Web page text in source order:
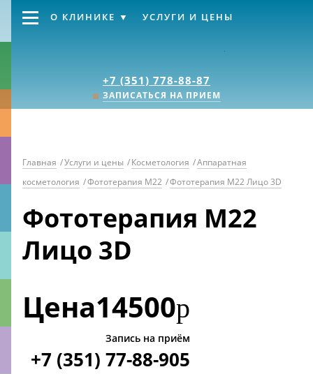
+7 (351) 778-88-87
ЗАПИСАТЬСЯ НА ПРИЕМ
О КЛИНИКЕ УСЛУГИ И ЦЕНЫ
Главная /Услуги и цены /Косметология /Аппаратная
косметология /Фототерапия М22 /Фототерапия М22 Лицо 3D
Фототерапия М22
Лицо 3D
Цена14500р
Запись на приём
+7 (351) 77-88-905